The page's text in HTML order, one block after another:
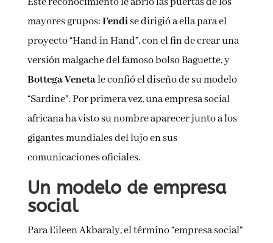
mayores grupos:Fendise dirigió a ella para el
proyecto “Hand in Hand”, con el fin de crear una
versión malgache del famoso bolso Baguette, y
Bottega Venetale confió el diseño de su modelo
“Sardine”. Por primera vez, una empresa social
africana ha visto su nombre aparecer junto a los
gigantes mundiales del lujo en sus
comunicaciones oficiales.
Un modelo de empresa
social
Para Eileen Akbaraly, el término “empresa social”